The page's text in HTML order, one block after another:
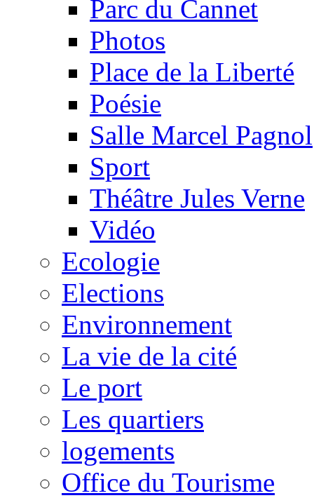
Parc du Cannet
Photos
Place de la Liberté
Poésie
Salle Marcel Pagnol
Sport
Théâtre Jules Verne
Vidéo
Ecologie
Elections
Environnement
La vie de la cité
Le port
Les quartiers
logements
Office du Tourisme